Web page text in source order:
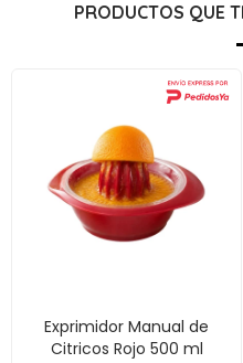
PRODUCTOS QUE
Exprimidor Manual de
Citricos Rojo 500 ml